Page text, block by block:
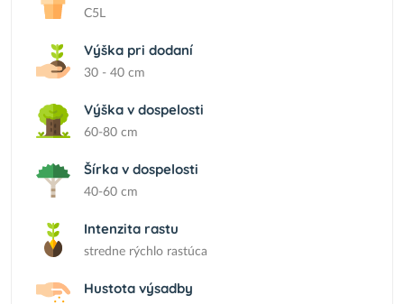
C5L
Výška pri dodaní
30 - 40 cm
Výška v dospelosti
60-80 cm
Šírka v dospelosti
40-60 cm
Intenzita rastu
stredne rýchlo rastúca
Hustota výsadby